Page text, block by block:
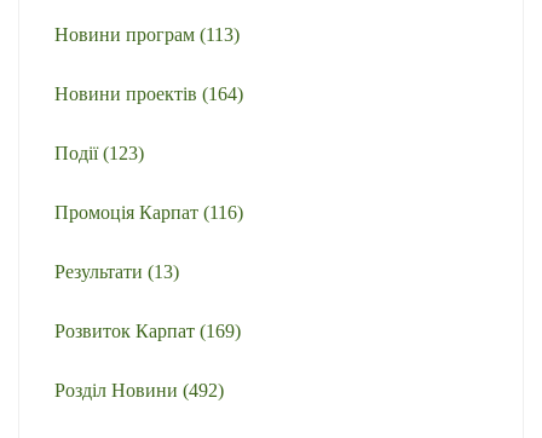
Новини програм (113)
Новини проектів (164)
Події(123)
Промоція Карпат (116)
Результати (13)
Розвиток Карпат (169)
Розділ Новини (492)